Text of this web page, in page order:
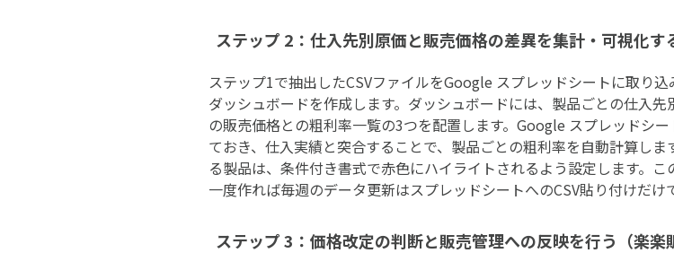
ステップ 2：仕入先別原価と販売価格の差異を集計・可視化
ステップ1で抽出したCSVファイルをGoogle スプレッドシートに取り
ダッシュボードを作成します。ダッシュボードには、製品ごとの仕入
の販売価格との粗利率一覧の3つを配置します。Google スプレッドシ
ておき、仕入実績と突合することで、製品ごとの粗利率を自動計算し
る製品は、条件付き書式で赤色にハイライトされるよう設定します。
一度作れば毎週のデータ更新はスプレッドシートへのCSV貼り付けだけ
ステップ 3：価格改定の判断と販売管理への反映を行う（楽楽